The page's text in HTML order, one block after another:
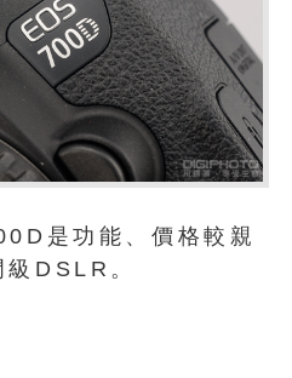
是功能、價格較親
級DSLR。